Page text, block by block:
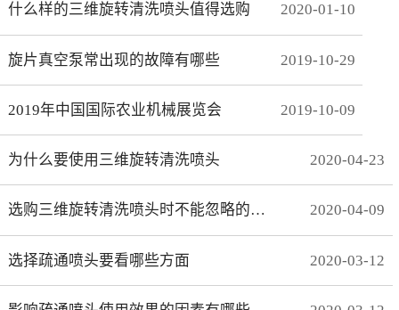
什么样的三维旋转清洗喷头值得选购 2020-01-10
旋片真空泵常出现的故障有哪些 2019-10-29
2019年中国国际农业机械展览会 2019-10-09
为什么要使用三维旋转清洗喷头 2020-04-23
选购三维旋转清洗喷头时不能忽略的事项有哪些 2020-04-09
选择疏通喷头要看哪些方面 2020-03-12